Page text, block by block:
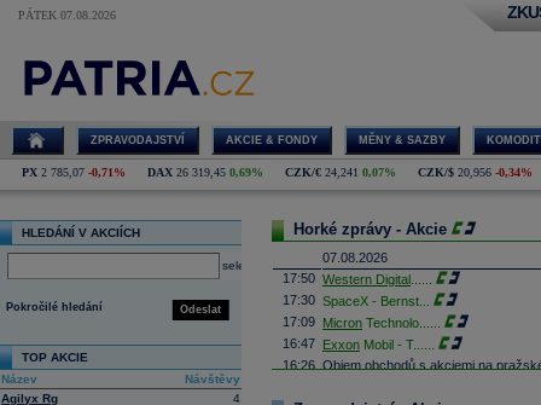
PÁTEK 07.08.2026
ZPRAVODAJSTVÍ AKCIE & FONDY MĚNY & SAZBY
PX 2 785,07 -0,71% DAX 26 319,45 0,69% CZK/€ 24,241 0,07% CZK/$ 20,956 -0,34%
HLEDÁNÍ V AKCIÍCH
select
Odeslat
Pokročilé hledání
TOP AKCIE
Název
Návštěvy
Agilyx Rg
4
Horké zprávy - Akcie
07.08.2026
17:50 Western Digital
17:30 SpaceX - Bernst
17:09 Micron Technolo
16:47 Exxon Mobil - T......
16:26 Objem obchodů s akciemi na
16:23
Zvýšení výroby balistických střel